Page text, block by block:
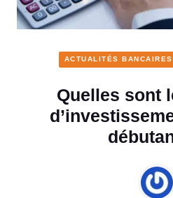
ACTUALITÉS
Quelles sont